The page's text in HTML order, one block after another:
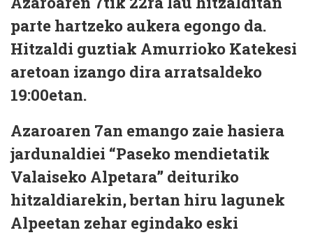
parte hartzeko aukera egongo da.
Hitzaldi guztiak Amurrioko Katekesi
aretoan izango dira arratsaldeko
19:00etan.
Azaroaren 7an emango zaie hasiera
jardunaldiei “Paseko mendietatik
Valaiseko Alpetara” deituriko
hitzaldiarekin, bertan hiru lagunek
Alpeetan zehar egindako eski